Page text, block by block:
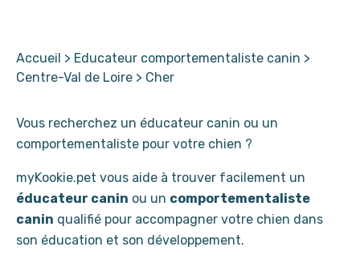
Accueil > Educateur comportementaliste canin >
Centre-Val de Loire > Cher
Vous recherchez un éducateur canin ou un
comportementaliste pour votre chien ?
myKookie.pet vous aide à trouver facilement un
éducateur canin ou un comportementaliste
canin qualifié pour accompagner votre chien dans
son éducation et son développement.